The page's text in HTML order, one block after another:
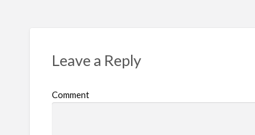
Leave a Reply
Comment